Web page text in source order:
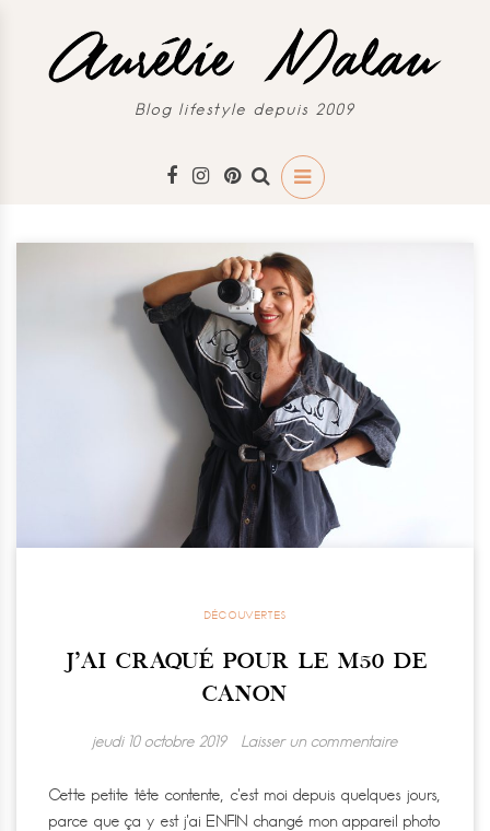
Blog lifestyle depuis 2009
DÉCOUVERTES
J’AI CRAQUÉ POUR LE M50 DE
CANON
jeudi 10 octobre 2019 Laisser un commentaire
Cette petite tête contente, c’est moi depuis quelques jours,
parce que ça y est j’ai ENFIN changé mon appareil photo